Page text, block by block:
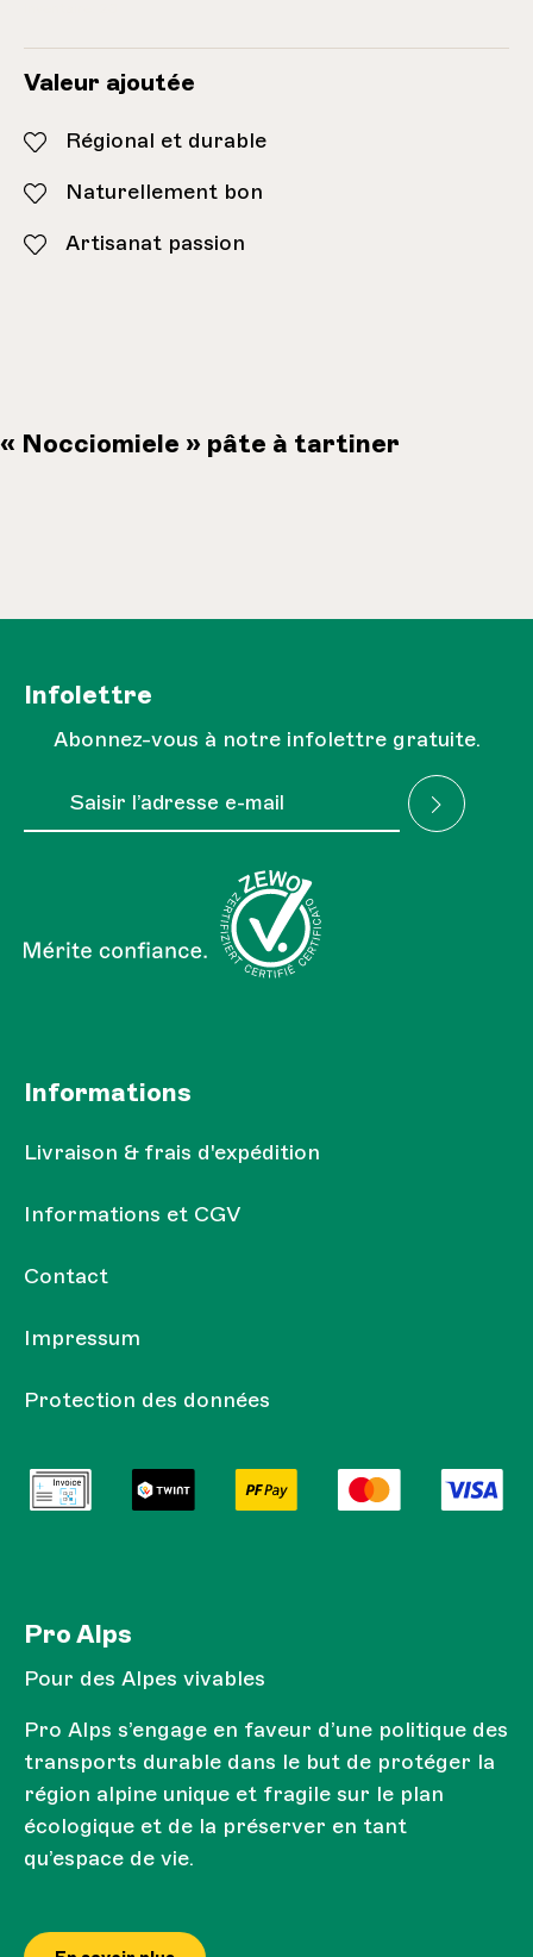
Valeur ajoutée
Régional et durable
Naturellement bon
Artisanat passion
« Nocciomiele » pâte à tartiner
Infolettre
Abonnez-vous à notre infolettre gratuite.
Adresse e-mail*
Les champs marqués d'un astérisque (*) sont obligatoires.
Informations
Livraison & frais d'expédition
Informations et CGV
Contact
Impressum
Protection des données
Pro Alps
Pour des Alpes vivables
Pro Alps s’engage en faveur d’une politique des
transports durable dans le but de protéger la
région alpine unique et fragile sur le plan
écologique et de la préserver en tant
qu’espace de vie.